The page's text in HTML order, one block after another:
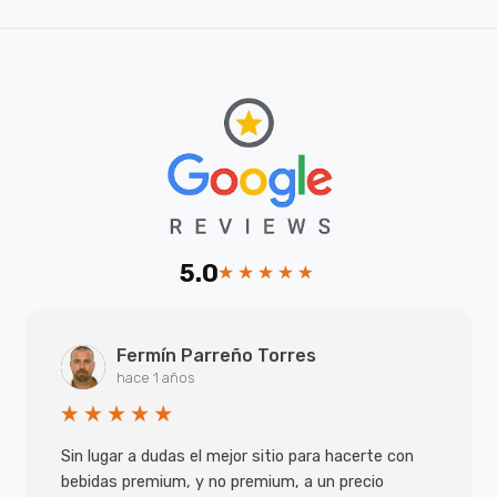
5.0
Fermín Parreño Torres
hace 1 años
Sin lugar a dudas el mejor sitio para hacerte con
bebidas premium, y no premium, a un precio